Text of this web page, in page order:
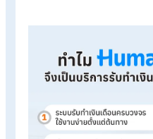
ทำเงินเดือนที่ได้